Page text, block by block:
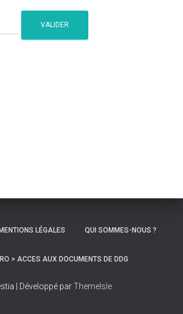
MENTIONS LÉGALES QUI SOMMES-NOUS ?
> ACCES AUX DOCUMENTS DE DDG
| Développé parThemeIsle